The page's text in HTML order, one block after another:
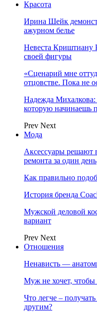
Красота
Ирина Шейк
ажурном белье
Невеста Криштиану
своей фигуры
«Сценарий мне
отцовстве. Пока не
Надежда Михалкова:
которую начинаешь
Prev Next
Мода
Аксессуары решают
ремонта за один день
Как правильно
История бренда
Мужской деловой
вариант
Prev Next
Отношения
Ненависть —
Муж не хочет, чтобы
Что легче –
другим?